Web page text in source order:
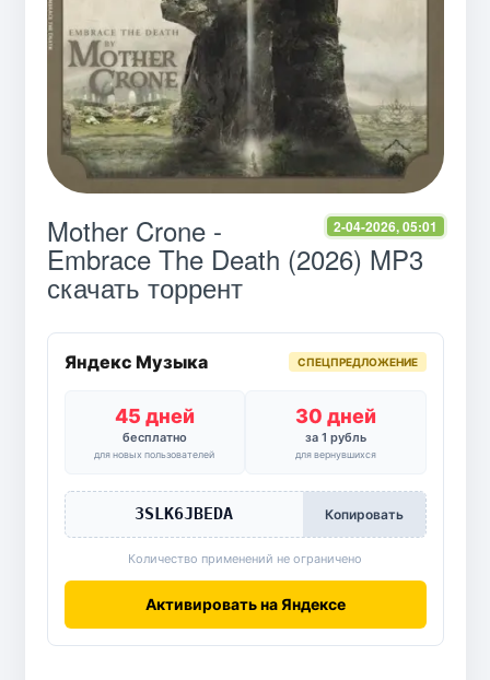
2-04-2026, 05:01
Mother Crone -
Embrace The Death (2026) MP3
скачать торрент
Яндекс Музыка СПЕЦПРЕДЛОЖЕНИЕ
45 дней
бесплатно
для новых пользователей
30 дней
за 1 рубль
для вернувшихся
3SLK6JBEDA Копировать
Количество применений не ограничено
Активировать на Яндексе